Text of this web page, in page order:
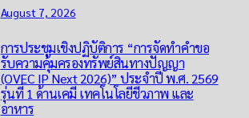
August 7, 2026
การประชุมเชิงปฏิบัติการ “การจัดทำคำขอ
รับความคุ้มครองทรัพย์สินทางปัญญา
(OVEC IP Next 2026)” ประจำปี พ.ศ. 2569
รุ่นที่ 1 ด้านเคมี เทคโนโลยีชีวภาพ และ
อาหาร